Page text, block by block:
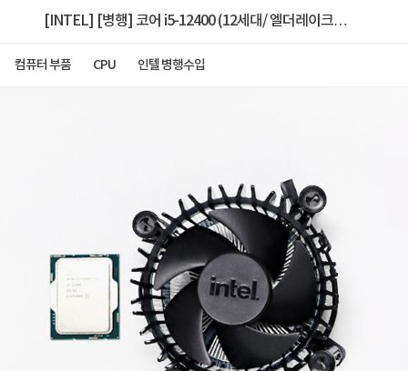
[INTEL] [병행] 코어 i5-12400 (12세대/ 엘더레이크/
컴퓨터 부품 CPU 인텔 병행수입